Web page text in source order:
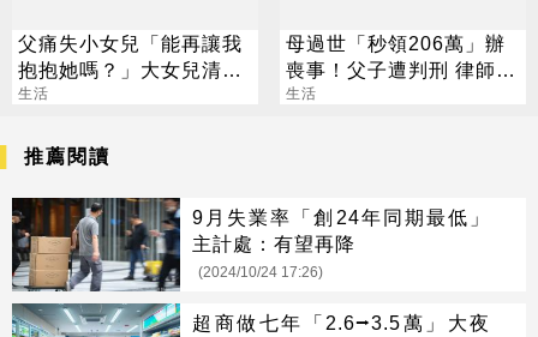
父痛失小女兒「能再讓我
抱抱她嗎？」大女兒清醒
笑了
生活
母過世「秒領206萬」辦
喪事！父子遭判刑 律師：
搶錢先下手是罪
生活
推薦閱讀
9月失業率「創24年同期最低」
主計處：有望再降
(2024/10/24 17:26)
超商做七年「2.6⭢3.5萬」大夜